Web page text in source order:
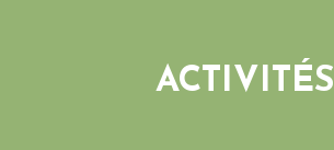
ACTIVITÉS